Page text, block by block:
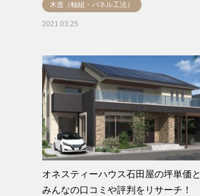
木造（軸組・パネル工法）
2021.03.25
オネスティーハウス石田屋の坪単価と
みんなの口コミや評判をリサーチ！